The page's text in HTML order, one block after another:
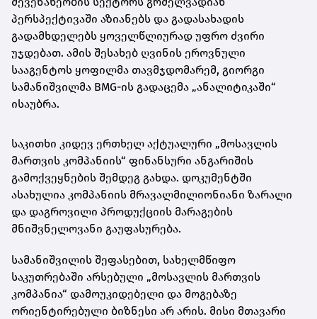
პერსპექტივაში აზიანებს და გადასახადის
გადამხდელებს ყოველწლიურად უფრო ძვირი
უჯდებათ. ამის შესახებ ღვინის ეროვნული
სააგენტოს ყოფილმა თავმჯდომარემ, გიორგი
სამანიშვილმა BMG-ის გადაცემა „ანალიტიკაში“
ისაუბრა.
საკითხი კიდევ ერთხელ აქტუალური „მოსავლის
მართვის კომპანიის“ ფინანსური ანგარიშის
გამოქვეყნების შემდეგ გახდა. დოკუმენტში
ასახულია კომპანიის მრავალმილიონიანი ზარალი
და დაგროვილი პროდუქციის მარაგების
მნიშვნელოვანი გაუფასურება.
სამანიშვილის შეფასებით, სახელმწიფო
საკუთრებაში არსებული „მოსავლის მართვის
კომპანია“ დამოუკიდებელი და მოგებაზე
ორიენტირებული ბიზნესი არ არის. მისი მთავარი